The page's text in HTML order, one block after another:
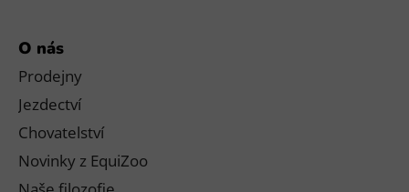
O nás
Prodejny
Jezdectví
Chovatelství
Novinky z EquiZoo